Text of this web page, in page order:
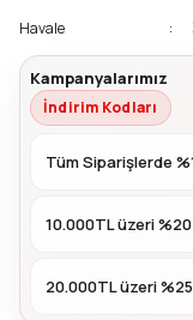
Havale
Kampanyalarımız
İndirim Kodları
Tüm Siparişlerde
10.000TL üzeri
20.000TL üzeri